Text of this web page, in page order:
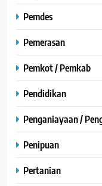
Pemdes
Pemerasan
Pemkot / Pemkab
Pendidikan
Penganiayaan /
Penipuan
Pertanian